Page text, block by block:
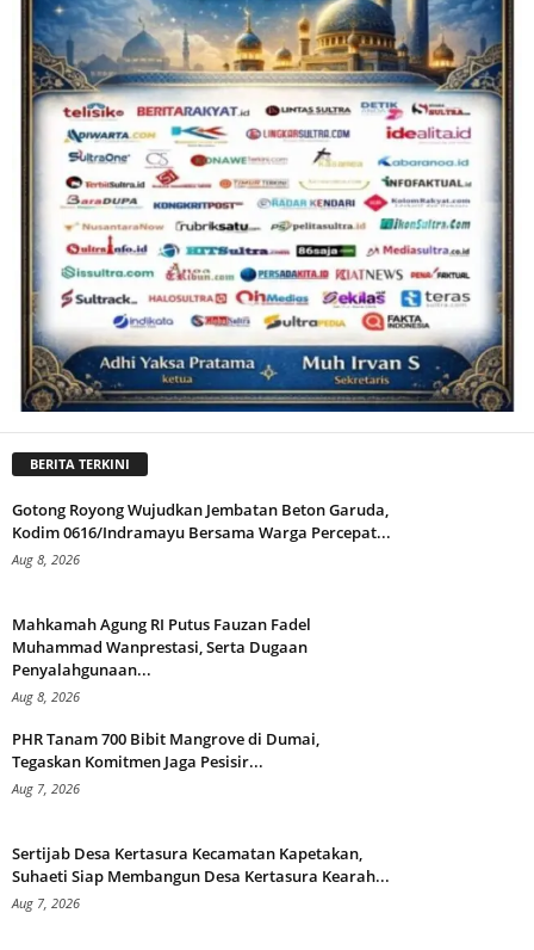
BERITA TERKINI
Gotong Royong Wujudkan Jembatan Beton Garuda,
Kodim 0616/Indramayu Bersama Warga Percepat...
Aug 8, 2026
Mahkamah Agung RI Putus Fauzan Fadel
Muhammad Wanprestasi, Serta Dugaan
Penyalahgunaan...
Aug 8, 2026
PHR Tanam 700 Bibit Mangrove di Dumai,
Tegaskan Komitmen Jaga Pesisir...
Aug 7, 2026
Sertijab Desa Kertasura Kecamatan Kapetakan,
Suhaeti Siap Membangun Desa Kertasura Kearah...
Aug 7, 2026